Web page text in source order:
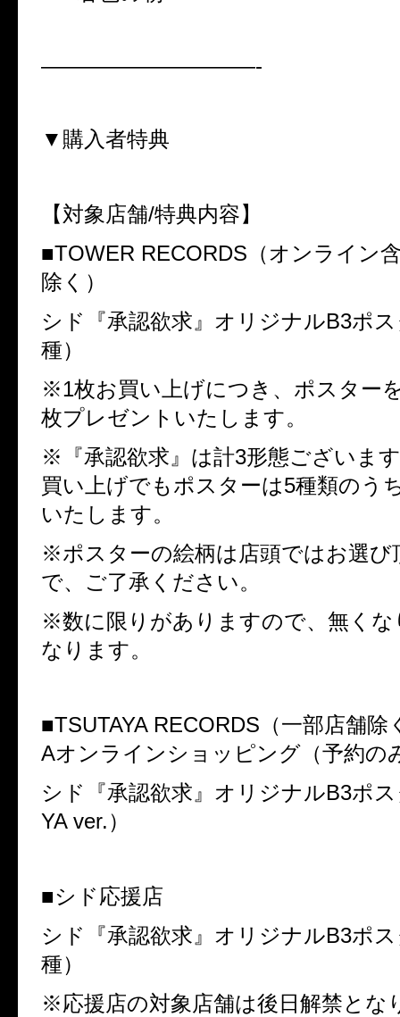
——————————-
▼購入者特典
【対象店舗/特典内容】
■TOWER RECORDS （オンライン
除く）
シド『承認欲求』オリジナルB3ポ
種）
※1枚お買い上げにつき、ポスター
枚プレゼントいたします。
※『承認欲求』は計3形態ございま
買い上げでもポスターは5種類のう
いたします。
※ポスターの絵柄は店頭ではお選び
で、ご了承ください。
※数に限りがありますので、無くな
なります。
■TSUTAYA RECORDS （一部店舗除
Aオンラインショッピング（予約の
シド『承認欲求』オリジナルB3ポ
YA ver.）
■シド応援店
シド『承認欲求』オリジナルB3ポ
種）
※応援店の対象店舗は後日解禁とな